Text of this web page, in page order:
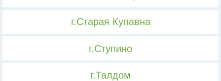
г.Старая Купавна
г.Ступино
г.Талдом